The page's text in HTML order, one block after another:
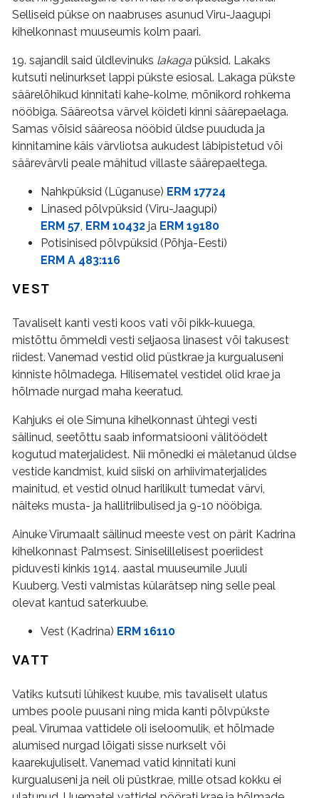
Selliseid pükse on naabruses asunud Viru-Jaagupi
kihelkonnast muuseumis kolm paari.
19. sajandil said üldlevinuks lakaga püksid. Lakaks
kutsuti nelinurkset lappi pükste esiosal. Lakaga pükste
säärelõhikud kinnitati kahe-kolme, mõnikord rohkema
nööbiga. Sääreotsa värvel köideti kinni säärepaelaga.
Samas võisid sääreosa nööbid üldse puududa ja
kinnitamine käis värvliotsa aukudest läbipistetud või
säärevärvli peale mähitud villaste säärepaeltega.
Nahkpüksid (Lüganuse) ERM 17724
Linased põlvpüksid (Viru-Jaagupi)
ERM 57, ERM 10432 ja ERM 19180
Potisinised põlvpüksid (Põhja-Eesti)
ERM A 483:116
VEST
Tavaliselt kanti vesti koos vati või pikk-kuuega,
mistõttu õmmeldi vesti seljaosa linasest või takusest
riidest. Vanemad vestid olid püstkrae ja kurgualuseni
kinniste hõlmadega. Hilisematel vestidel olid krae ja
hõlmade nurgad maha keeratud.
Kahjuks ei ole Simuna kihelkonnast ühtegi vesti
säilinud, seetõttu saab informatsiooni välitöödelt
kogutud materjalidest. Nii mõnedki ei mäletanud üldse
vestide kandmist, kuid siiski on arhiivimaterjalides
mainitud, et vestid olnud harilikult tumedat värvi,
näiteks musta- ja hallitriibulised ja 9-10 nööbiga.
Ainuke Virumaalt säilinud meeste vest on pärit Kadrina
kihelkonnast Palmsest. Siniselillelisest poeriidest
piduvesti kinkis 1914. aastal muuseumile Juuli
Kuuberg. Vesti valmistas külarätsep ning selle peal
olevat kantud saterkuube.
Vest (Kadrina) ERM 16110
VATT
Vatiks kutsuti lühikest kuube, mis tavaliselt ulatus
umbes poole puusani ning mida kanti põlvpükste
peal. Virumaa vattidele oli iseloomulik, et hõlmade
alumised nurgad lõigati sisse nurkselt või
kaarekujuliselt. Vanemad vatid kinnitati kuni
kurgualuseni ja neil oli püstkrae, mille otsad kokku ei